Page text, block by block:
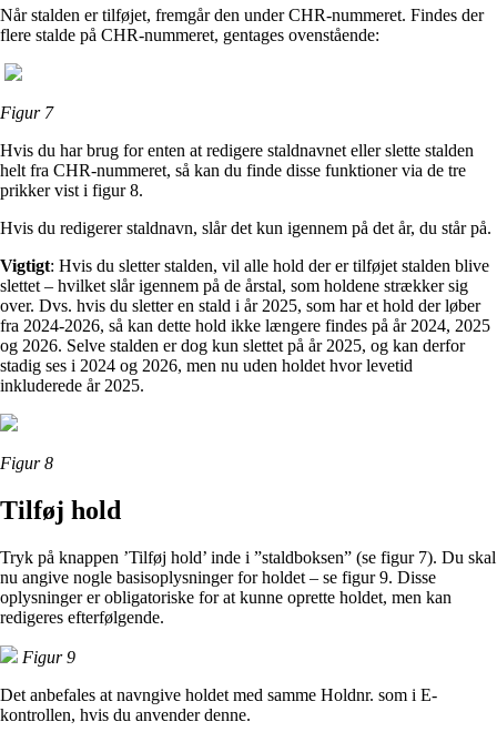
Når stalden er tilføjet, fremgår den under CHR-nummeret. Findes der
flere stalde på CHR-nummeret, gentages ovenstående:
Figur 7
Hvis du har brug for enten at redigere staldnavnet eller slette stalden
helt fra CHR-nummeret, så kan du finde disse funktioner via de tre
prikker vist i figur 8.
Hvis du redigerer staldnavn, slår det kun igennem på det år, du står på.
Vigtigt: Hvis du sletter stalden, vil alle hold der er tilføjet stalden blive
slettet – hvilket slår igennem på de årstal, som holdene strækker sig
over. Dvs. hvis du sletter en stald i år 2025, som har et hold der løber
fra 2024-2026, så kan dette hold ikke længere findes på år 2024, 2025
og 2026. Selve stalden er dog kun slettet på år 2025, og kan derfor
stadig ses i 2024 og 2026, men nu uden holdet hvor levetid
inkluderede år 2025.
Figur 8
Tilføj hold
Tryk på knappen ’Tilføj hold’ inde i ”staldboksen” (se figur 7). Du skal
nu angive nogle basisoplysninger for holdet – se figur 9. Disse
oplysninger er obligatoriske for at kunne oprette holdet, men kan
redigeres efterfølgende.
Figur 9
Det anbefales at navngive holdet med samme Holdnr. som i E-
kontrollen, hvis du anvender denne.